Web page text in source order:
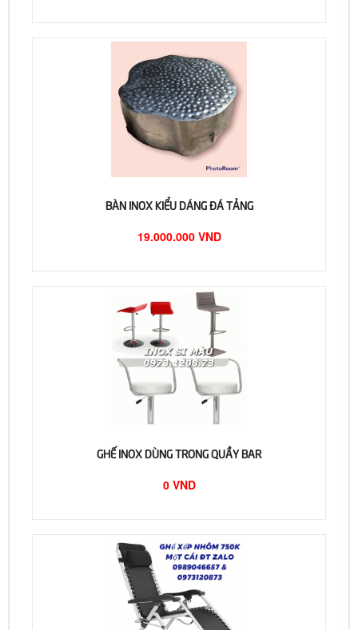
BÀN INOX KIỂU DÁNG ĐÁ TẢNG
19.000.000 VND
GHẾ INOX DÙNG TRONG QUẦY BAR
0 VND